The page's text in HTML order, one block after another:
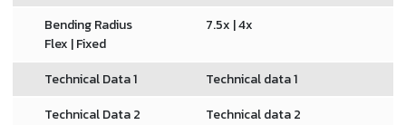
Bending Radius
Flex | Fixed
7.5x |4x
Technical Data 1
Technical data 1
Technical Data 2
Technical data 2